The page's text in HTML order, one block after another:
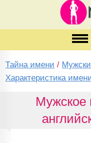
Тайна имени /
Характеристика
Мужское